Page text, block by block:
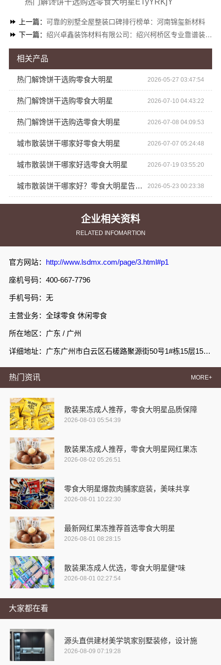
企业相关资料
RELATED INFOMARTION
官方网站： http://www.lsdmx.com/page/3.html#p1
座机号码：400-667-7796
手机号码：无
主营业务：全球零食 休闲零食
所在地区：广东 / 广州
详细地址：广东广州市白云区石槎路聚源街50号1#栋15层1508室
热门资讯 MORE+
散装果冻成人推荐，零食大明星品质保障
2026-08-03 05:54:39
散装果冻成人推荐，零食大明星网红果冻
2026-08-02 05:26:51
零食大明星爆款肉脯家庭装，美味共享
2026-08-01 10:22:30
最新网红果冻推荐首选零食大明星
2026-08-01 08:28:15
散装果冻成人优选，零食大明星健*味
2026-08-01 02:27:54
大家都在看
源头直供建材美学筑家别墅装修，设计施
2026-08-09 07:19:28
热门解馋饼干选购选零食大明星ETyYRKjY
上一篇： 可靠的别墅全屋整装口碑排行榜单：河南锦玺新材料
下一篇： 绍兴卓鑫装饰材料有限公司：绍兴柯桥区专业靠谱装修自有专业施工队
相关产品
热门解馋饼干选购零食大明星 2026-05-27 03:47:54
热门解馋饼干选购零食大明星 2026-07-10 04:43:22
热门解馋饼干选购选零食大明星 2026-07-08 04:09:53
城市散装饼干哪家好零食大明星 2026-07-07 05:24:48
城市散装饼干哪家好选零食大明星 2026-07-19 03:55:20
城市散装饼干哪家好？零食大明星告诉你 2026-05-23 00:23:38